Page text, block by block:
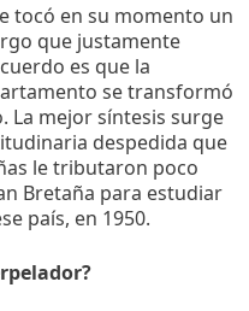
tocó en su momento un
que justamente
es que la
se transformó
La mejor síntesis surge
despedida que
le tributaron poco
Bretaña para estudiar
país, en 1950.